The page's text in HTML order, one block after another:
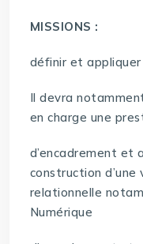
MISSIONS :
définir et
Il devra
en charge une
d’encadrement et
construction
relationnelle
Numérique